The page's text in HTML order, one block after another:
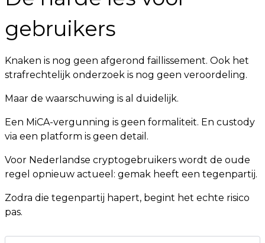
gebruikers
Knaken is nog geen afgerond faillissement. Ook het
strafrechtelijk onderzoek is nog geen veroordeling.
Maar de waarschuwing is al duidelijk.
Een MiCA-vergunning is geen formaliteit. En custody
via een platform is geen detail.
Voor Nederlandse cryptogebruikers wordt de oude
regel opnieuw actueel: gemak heeft een tegenpartij.
Zodra die tegenpartij hapert, begint het echte risico
pas.